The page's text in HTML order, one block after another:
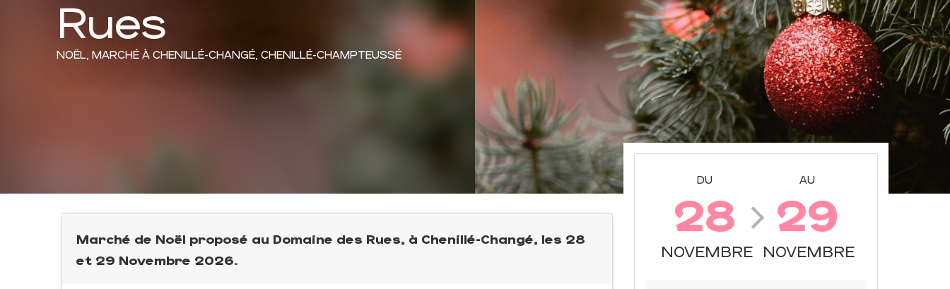
Rues
NOËL, MARCHÉ À CHENILLÉ-CHANGÉ, CHENILLÉ-CHAMPTEUSSÉ
Marché de Noël proposé au Domaine des Rues, à Chenillé-Changé, les 28
et 29 Novembre 2026.
DU
28
NOVEMBRE
AU
29
NOVEMBRE